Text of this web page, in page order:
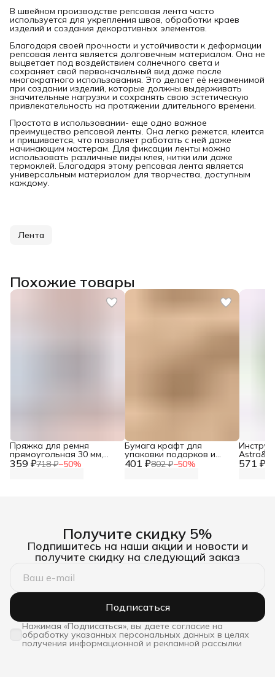
В швейном производстве репсовая лента часто
используется для укрепления швов, обработки краев
изделий и создания декоративных элементов.
Благодаря своей прочности и устойчивости к деформации
репсовая лента является долговечным материалом. Она не
выцветает под воздействием солнечного света и
сохраняет свой первоначальный вид даже после
многократного использования. Это делает её незаменимой
при создании изделий, которые должны выдерживать
значительные нагрузки и сохранять свою эстетическую
привлекательность на протяжении длительного времени.
Простота в использовании- еще одно важное
преимущество репсовой ленты. Она легко режется, клеится
и пришивается, что позволяет работать с ней даже
начинающим мастерам. Для фиксации ленты можно
использовать различные виды клея, нитки или даже
термоклей. Благодаря этому репсовая лента является
универсальным материалом для творчества, доступным
каждому.
Лента
Похожие товары
359 ₽718 ₽−50%
Пряжка для ремня
прямоугольная 30 мм,
цвет никель, 2 шт, Айрис 401 ₽802 ₽−50%
Бумага крафт для
упаковки подарков и
цветочных букетов 571 ₽
Получите скидку 5%
Подпишитесь на наши акции и новости и
получите скидку на следующий заказ
Подписаться
Нажимая «Подписаться», вы даете согласие на
обработку указанных персональных данных в целях
получения информационной и рекламной рассылки